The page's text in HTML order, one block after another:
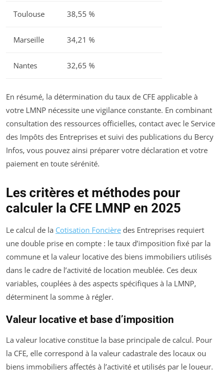
Toulouse 38,55 %
Marseille 34,21 %
Nantes 32,65 %
En résumé, la détermination du taux de CFE applicable à
votre LMNP nécessite une vigilance constante. En combinant
consultation des ressources officielles, contact avec le Service
des Impôts des Entreprises et suivi des publications du Bercy
Infos, vous pouvez ainsi préparer votre déclaration et votre
paiement en toute sérénité.
Les critères et méthodes pour
calculer la CFE LMNP en 2025
Le calcul de la Cotisation Foncière des Entreprises requiert
une double prise en compte : le taux d’imposition fixé par la
commune et la valeur locative des biens immobiliers utilisés
dans le cadre de l’activité de location meublée. Ces deux
variables, couplées à des aspects spécifiques à la LMNP,
déterminent la somme à régler.
Valeur locative et base d’imposition
La valeur locative constitue la base principale de calcul. Pour
la CFE, elle correspond à la valeur cadastrale des locaux ou
biens immobiliers affectés à l’activité et utilisés par le loueur.